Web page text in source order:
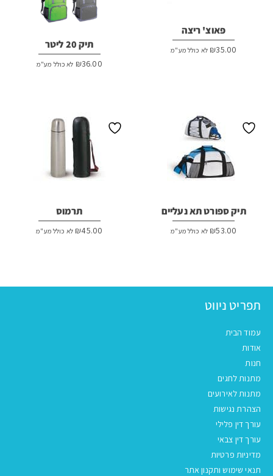
פאוצ' ריצה
₪35.00 לא כולל מע"מ תיק 20 ליטר
₪36.00 לא כולל מע"מ
תיק ספורט תא נעליים
₪53.00 לא כולל מע"מ
תרמוס
₪45.00 לא כולל מע"מ
תפריט ניווט
עמוד הבית
אודות
חנות
מתנות לחגים
מתנות לאירועים
הצהרת נגישות
עורך דין פלילי
עורך דין צבאי
מדיניות פרטיות
תנאי שימוש ותקנון אתר